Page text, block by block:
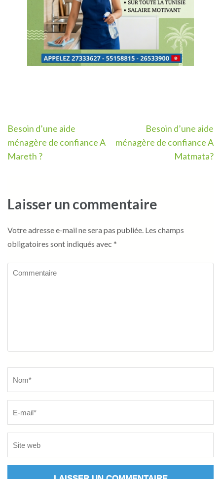
Navigation
de
l’article
Besoin d’une aide
ménagère de confiance A
Mareth ?
Besoin d’une aide
ménagère de confiance A
Matmata?
Laisser un commentaire
Votre adresse e-mail ne sera pas publiée. Les champs
obligatoires sont indiqués avec *
Commentaire